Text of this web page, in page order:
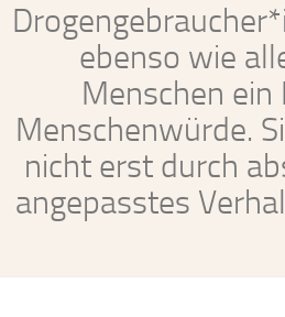
ebenso wie
Menschen ein
Menschenwürde.
nicht erst durch
angepasstes